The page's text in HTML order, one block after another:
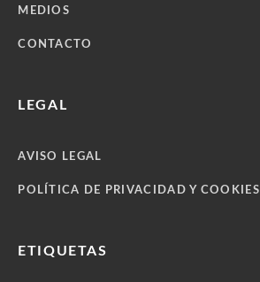
MEDIOS
CONTACTO
LEGAL
AVISO LEGAL
POLÍTICA DE PRIVACIDAD Y COOKIES
ETIQUETAS